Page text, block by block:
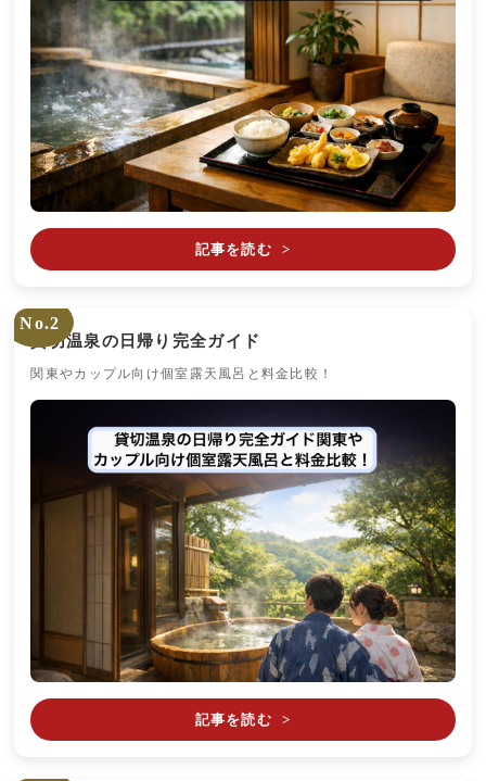
記事を読む >
No.2
貸切温泉の日帰り完全ガイド
関東やカップル向け個室露天風呂と料金比較！
記事を読む >